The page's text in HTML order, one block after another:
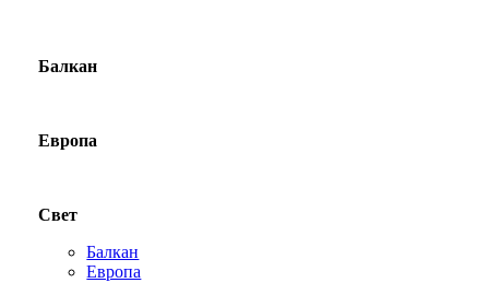
Балкан
Европа
Свет
Балкан
Европа